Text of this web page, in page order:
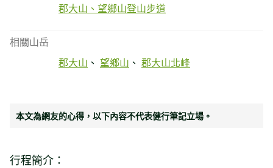
郡大山、望鄉山登山步道
相關山岳
郡大山
望鄉山 郡大山北峰
本文為網友的心得，以下內容不代表健行筆記立場。
行程簡介：